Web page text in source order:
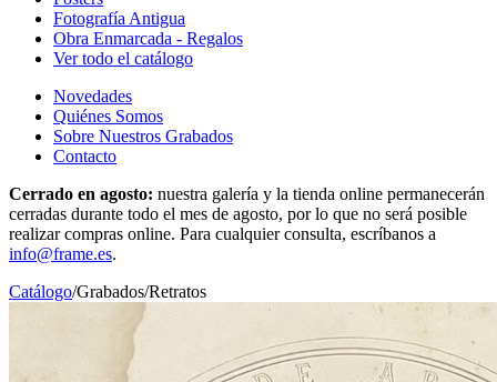
Fotografía Antigua
Obra Enmarcada - Regalos
Ver todo el catálogo
Novedades
Quiénes Somos
Sobre Nuestros Grabados
Contacto
Cerrado en agosto: nuestra galería y la tienda online permanecerán
cerradas durante todo el mes de agosto, por lo que no será posible
realizar compras online. Para cualquier consulta, escríbanos a
info@frame.es.
Catálogo/Grabados/Retratos